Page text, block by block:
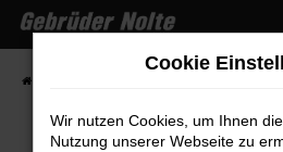
Zum
Hauptinhalt
springen
Cookie
Wir nutzen Cookies, um Ihnen
Nutzung unserer Webseite zu